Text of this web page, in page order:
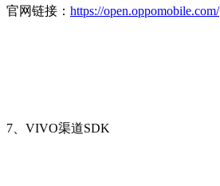
官网链接： https://open.oppomobile.com/
7、VIVO渠道SDK